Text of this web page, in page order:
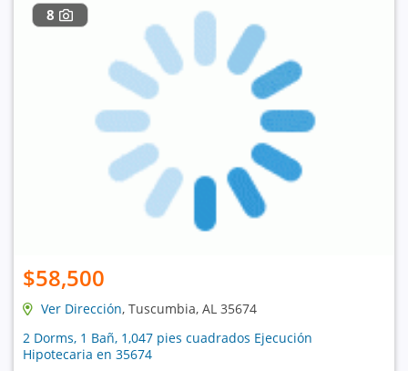
8
$58,500
Ver Dirección, Tuscumbia, AL 35674
2 Dorms, 1 Bañ, 1,047 pies cuadrados Ejecución
Hipotecaria en 35674